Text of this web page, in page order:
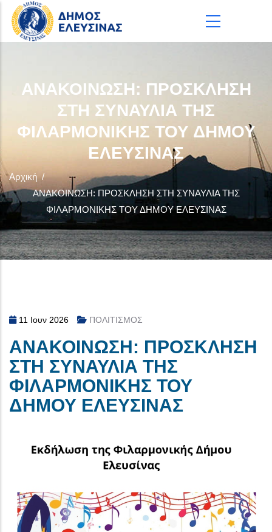
Παράκαμψη προς το κυρίως περιεχόμενο
ΑΝΑΚΟΙΝΩΣΗ: ΠΡΟΣΚΛΗΣΗ
ΣΤΗ ΣΥΝΑΥΛΙΑ ΤΗΣ
ΦΙΛΑΡΜΟΝΙΚΗΣ ΤΟΥ ΔΗΜΟΥ
ΕΛΕΥΣΙΝΑΣ
Αρχική /
ΑΝΑΚΟΙΝΩΣΗ: ΠΡΟΣΚΛΗΣΗ ΣΤΗ ΣΥΝΑΥΛΙΑ ΤΗΣ
ΦΙΛΑΡΜΟΝΙΚΗΣ ΤΟΥ ΔΗΜΟΥ ΕΛΕΥΣΙΝΑΣ
11 Ιουν 2026 ΠΟΛΙΤΙΣΜΟΣ
ΑΝΑΚΟΙΝΩΣΗ: ΠΡΟΣΚΛΗΣΗ
ΣΤΗ ΣΥΝΑΥΛΙΑ ΤΗΣ
ΦΙΛΑΡΜΟΝΙΚΗΣ ΤΟΥ
ΔΗΜΟΥ ΕΛΕΥΣΙΝΑΣ